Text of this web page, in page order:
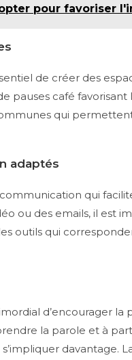
pour favoriser
de créer des
café
qui
adaptés
qui
ou des emails, il
outils qui
d’encourager
la parole et à
davantage.